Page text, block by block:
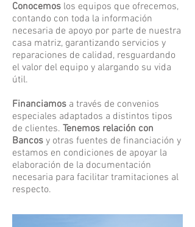
Conocemos los equipos que ofrecemos,
contando con toda la información
necesaria de apoyo por parte de nuestra
casa matriz, garantizando servicios y
reparaciones de calidad, resguardando
el valor del equipo y alargando su vida
útil.
Financiamos a través de convenios
especiales adaptados a distintos tipos
de clientes. Tenemos relación con
Bancos y otras fuentes de financiación y
estamos en condiciones de apoyar la
elaboración de la documentación
necesaria para facilitar tramitaciones al
respecto.